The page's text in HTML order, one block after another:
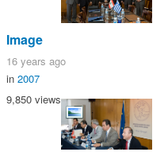
Image
16 years ago
in 2007
9,850 views